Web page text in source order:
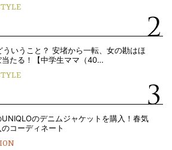
ういうこと？ 安堵から一転、女の勘はほ
当たる！【中学生ママ（40…
のデニムジャケットを購入！春気
コーディネート